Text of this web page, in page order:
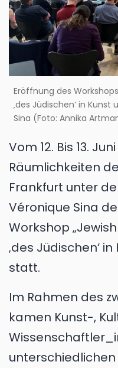
Eröffnung des
‚des Jüdischen‘ in
Sina (Foto: Annika
Vom 12. Bis 13.
Räumlichkeiten
Frankfurt unter
Véronique Sina
Workshop
‚des Jüdischen‘
statt.
Im Rahmen des
kamen Kunst-,